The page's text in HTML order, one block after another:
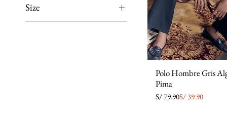
Size
L
Polo Hombre Gris
Pima
Precio
S/ 79.90
Precio de oferta
S/ 39.90